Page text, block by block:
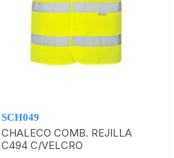
SCH049
CHALECO COMB. REJILLA
C494 C/VELCRO